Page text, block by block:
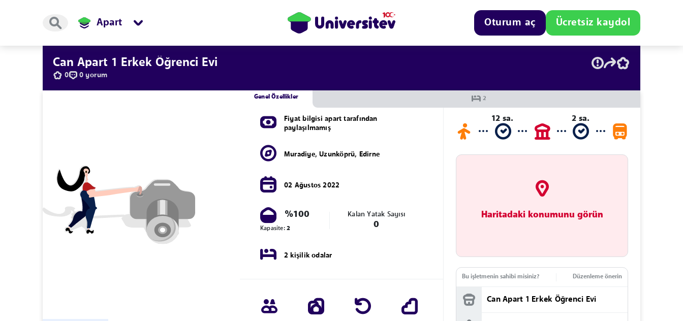
Apart Oturum aç Ücretsiz kaydol
Can Apart 1 Erkek Öğrenci Evi
0 0 yorum
Genel Özellikler
Fiyat bilgisi apart tarafından
paylaşılmamış
Muradiye,Uzunköprü, Edirne
02 Ağustos 2022
%100
Kapasite: 2
Kalan Yatak Sayısı
0
2 kişilik odalar
12 sa. 2 sa.
Haritadaki konumunu görün
Bu işletmenin sahibi misiniz? Düzenleme önerin
Can Apart 1 Erkek Öğrenci Evi